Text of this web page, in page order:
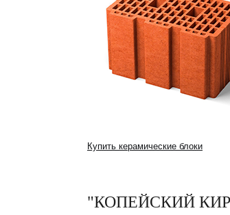
Купить керамические блоки
"КОПЕЙСКИЙ